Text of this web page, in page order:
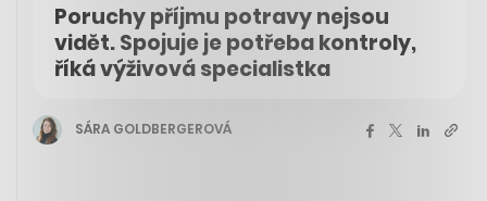
Poruchy příjmu potravy nejsou
vidět. Spojuje je potřeba kontroly,
říká výživová specialistka
SÁRA GOLDBERGEROVÁ